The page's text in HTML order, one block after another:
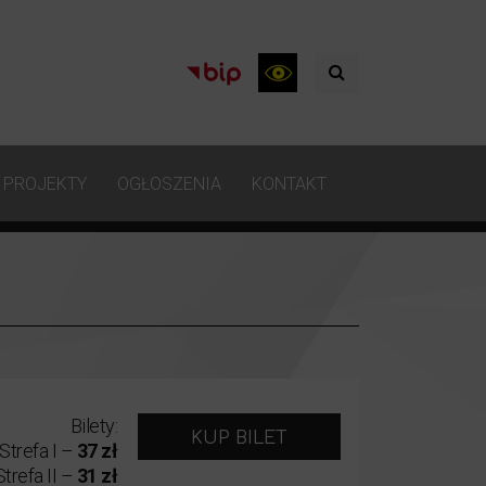
PROJEKTY OGŁOSZENIA KONTAKT
Bilety:
Strefa I – 37 zł
II – 31 zł
KUP BILET